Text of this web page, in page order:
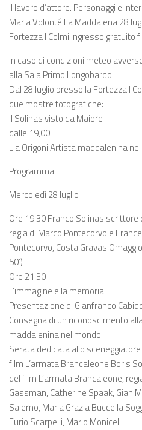
Il lavoro d’attore. Personaggi e
Maria Volonté La Maddalena 28
Fortezza I Colmi Ingresso gratuito
In caso di condizioni meteo
alla Sala Primo Longobardo
Dal 28 luglio presso la Fortezza I
due mostre fotografiche:
Il Solinas visto da Maiore
dalle 19,00
Lia Origoni Artista maddalenina
Programma
Mercoledì 28 luglio
Ore 19.30 Franco Solinas scrittore
regia di Marco Pontecorvo e
Pontecorvo, Costa Gravas
50’)
Ore 21.30
L’immagine e la memoria
Presentazione di Gianfranco
Consegna di un riconoscimento
maddalenina nel mondo
Serata dedicata allo
film L’armata Brancaleone Boris
del film L’armata Brancaleone,
Gassman, Catherine Spaak, Gian
Salerno, Maria Grazia Buccella
Furio Scarpelli, Mario Monicelli